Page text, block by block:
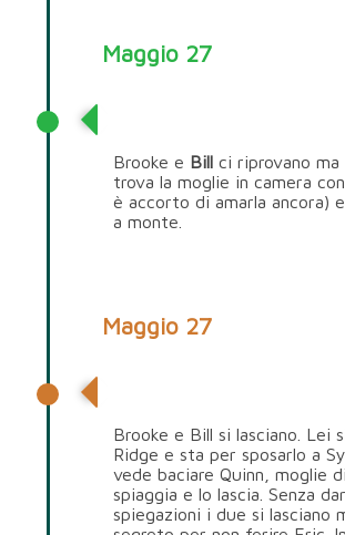
Maggio 27
Brooke e Billci riprovano ma
trova la moglie in camera
è accorto di amarla
a monte.
Maggio 27
Brooke e Bill si lasciano. Lei
Ridge e sta per sposarlo a
vede baciare Quinn, moglie
spiaggia e lo lascia. Senza
spiegazioni i due si lasciano